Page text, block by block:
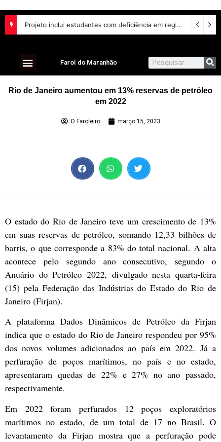
Projeto inclui estudantes com deficiência em regime escolar especial
Farol do Maranhão
Rio de Janeiro aumentou em 13% reservas de petróleo
em 2022
O Faroleiro março 15, 2023
O estado do Rio de Janeiro teve um crescimento de 13%
em suas reservas de petróleo, somando 12,33 bilhões de
barris, o que corresponde a 83% do total nacional. A alta
acontece pelo segundo ano consecutivo, segundo o
Anuário do Petróleo 2022, divulgado nesta quarta-feira
(15) pela Federação das Indústrias do Estado do Rio de
Janeiro (Firjan).
A plataforma Dados Dinâmicos de Petróleo da Firjan
indica que o estado do Rio de Janeiro respondeu por 95%
dos novos volumes adicionados ao país em 2022. Já a
perfuração de poços marítimos, no país e no estado,
apresentaram quedas de 22% e 27% no ano passado,
respectivamente.
Em 2022 foram perfurados 12 poços exploratórios
marítimos no estado, de um total de 17 no Brasil. O
levantamento da Firjan mostra que a perfuração pode